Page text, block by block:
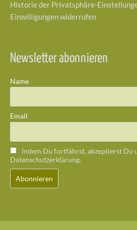
Historie der Privatsphäre-
Einwilligungen widerrufen
Newsletter abonnieren
Name
Email
Indem Du fortfährst, akzeptierst Du
Datenschutzerklärung.